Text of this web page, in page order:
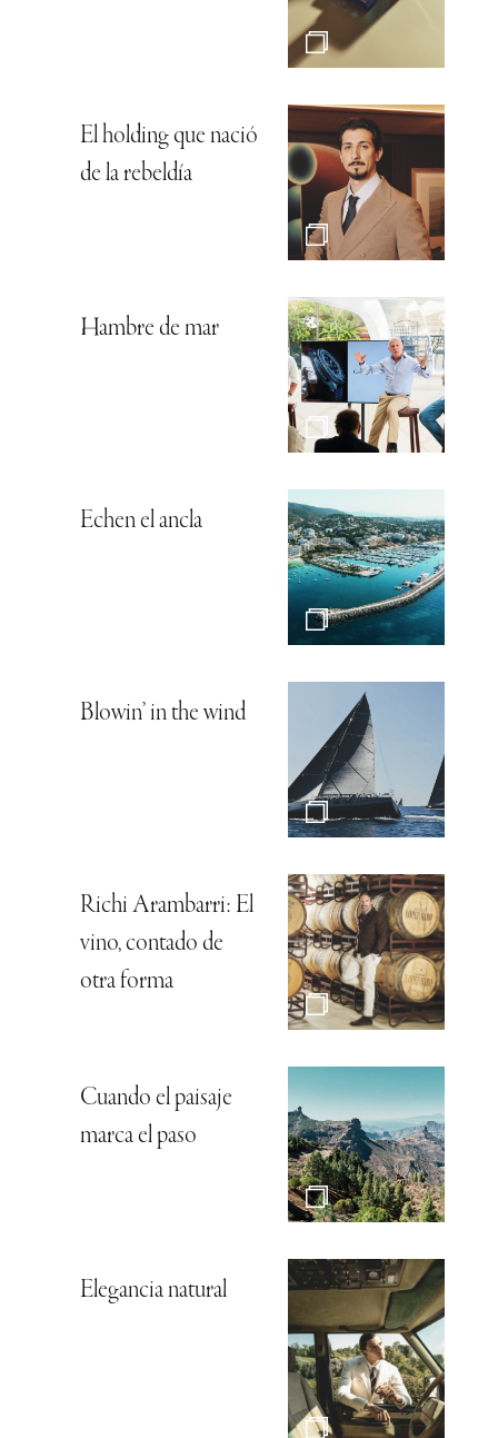
El holding que nació
de la rebeldía
Hambre de mar
Echen el ancla
Blowin’ in the wind
Richi Arambarri: El
vino, contado de
otra forma
Cuando el paisaje
marca el paso
Elegancia natural